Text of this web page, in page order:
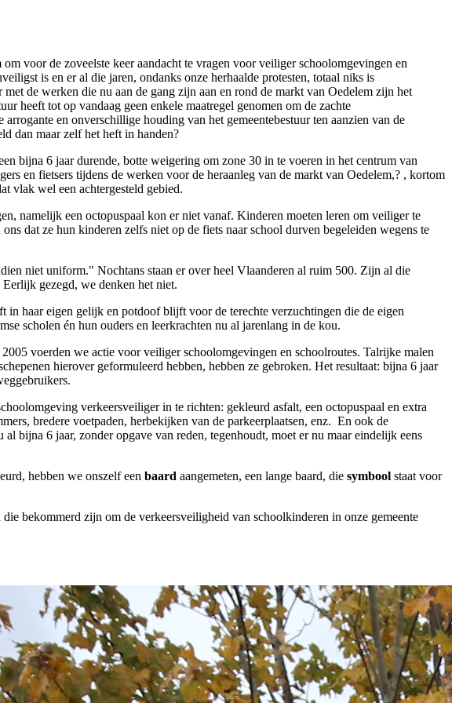
voor de zoveelste keer aandacht te vragen voor veiliger schoolomgevingen en
is en er al die jaren, ondanks onze herhaalde protesten, totaal niks is
de werken die nu aan de gang zijn aan en rond de markt van Oedelem zijn het
heeft tot op vandaag geen enkele maatregel genomen om de zachte
en onverschillige houding van het gemeentebestuur ten aanzien van de
dan maar zelf het heft in handen?
bijna 6 jaar durende, botte weigering om zone 30 in te voeren in het centrum van
en fietsers tijdens de werken voor de heraanleg van de markt van Oedelem,? , kortom
vlak wel een achtergesteld gebied.
namelijk een octopuspaal kon er niet vanaf. Kinderen moeten leren om veiliger te
dat ze hun kinderen zelfs niet op de fiets naar school durven begeleiden wegens te
niet uniform." Nochtans staan er over heel Vlaanderen al ruim 500. Zijn al die
Eerlijk gezegd, we denken het niet.
haar eigen gelijk en potdoof blijft voor de terechte verzuchtingen die de eigen
scholen én hun ouders en leerkrachten nu al jarenlang in de kou.
voerden we actie voor veiliger schoolomgevingen en schoolroutes. Talrijke malen
hierover geformuleerd hebben, hebben ze gebroken. Het resultaat: bijna 6 jaar
verkeersveiliger in te richten: gekleurd asfalt, een octopuspaal en extra
bredere voetpaden, herbekijken van de parkeerplaatsen, enz. En ook de
bijna 6 jaar, zonder opgave van reden, tegenhoudt, moet er nu maar eindelijk eens
hebben we onszelf een baard aangemeten, een lange baard, die symbool staat voor
die bekommerd zijn om de verkeersveiligheid van schoolkinderen in onze gemeente